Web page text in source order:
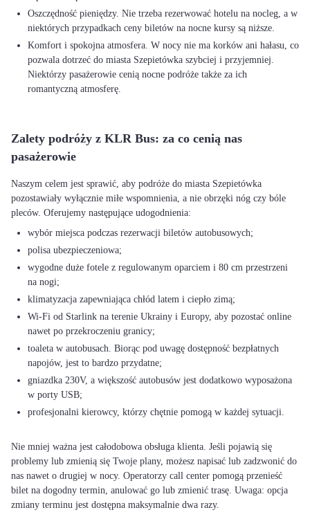
Oszczędność pieniędzy. Nie trzeba rezerwować hotelu na nocleg, a w
niektórych przypadkach ceny biletów na nocne kursy są niższe.
Komfort i spokojna atmosfera. W nocy nie ma korków ani hałasu, co
pozwala dotrzeć do miasta Szepietówka szybciej i przyjemniej.
Niektórzy pasażerowie cenią nocne podróże także za ich
romantyczną atmosferę.
Zalety podróży z KLR Bus: za co cenią nas
pasażerowie
Naszym celem jest sprawić, aby podróże do miasta Szepietówka
pozostawiały wyłącznie miłe wspomnienia, a nie obrzęki nóg czy bóle
wybór miejsca podczas rezerwacji biletów autobusowych;
polisa ubezpieczeniowa;
wygodne duże fotele z regulowanym oparciem i 80 cm przestrzeni
na nogi;
klimatyzacja zapewniająca chłód latem i ciepło zimą;
Wi-Fi od Starlink na terenie Ukrainy i Europy, aby pozostać online
nawet po przekroczeniu granicy;
toaleta w autobusach. Biorąc pod uwagę dostępność bezpłatnych
napojów, jest to bardzo przydatne;
gniazdka 230V, a większość autobusów jest dodatkowo wyposażona
w porty USB;
profesjonalni kierowcy, którzy chętnie pomogą w każdej sytuacji.
Nie mniej ważna jest całodobowa obsługa klienta. Jeśli pojawią się
problemy lub zmienią się Twoje plany, możesz napisać lub zadzwonić do
nas nawet o drugiej w nocy. Operatorzy call center pomogą przenieść
bilet na dogodny termin, anulować go lub zmienić trasę. Uwaga: opcja
zmiany terminu jest dostępna maksymalnie dwa razy.